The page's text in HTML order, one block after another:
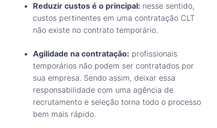
Reduzir custos é o principal: nesse sentido,
custos pertinentes em uma contratação CLT
não existe no contrato temporário.
Agilidade na contratação: profissionais
temporários não podem ser contratados por
sua empresa. Sendo assim, deixar essa
responsabilidade com uma agência de
recrutamento e seleção torna todo o processo
bem mais rápido.